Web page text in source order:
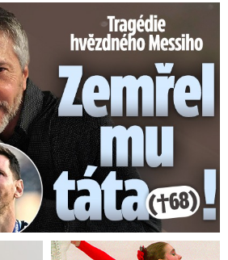
Zemřel mu táta (†68)!